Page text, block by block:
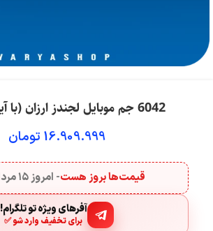
6042 جم موبایل لجندز ارزان (با آیدی عددی)
16.909.999 تومان
قیمت‌ها بروز هست- امروز۱۵ مرداد ۱۴۰۵
آفرهای ویژه تو تلگرام!
برای تخفیف وارد شو ✅